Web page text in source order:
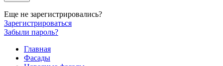
Еще не зарегистрировались?
Зарегистрироваться
Забыли пароль?
Главная
Фасады